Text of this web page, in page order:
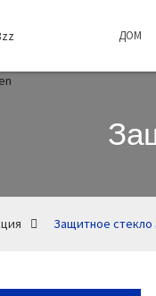
ДОМ
Защитное стекло